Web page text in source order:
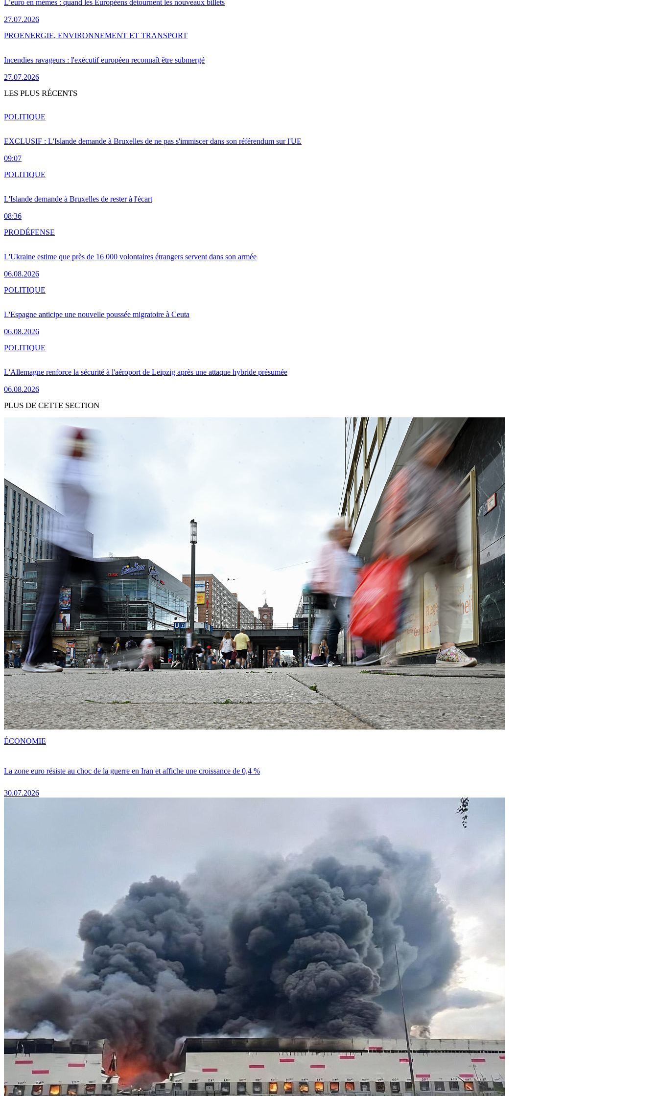
L’euro en mèmes : quand les Européens détournent les nouveaux billets
27.07.2026
Incendies ravageurs : l'exécutif européen reconnaît être submergé
27.07.2026
PROENERGIE, ENVIRONNEMENT ET TRANSPORT
LES PLUS RÉCENTS
EXCLUSIF : L'Islande demande à Bruxelles de ne pas s'immiscer dans son référendum sur l'UE
09:07
POLITIQUE
L'Islande demande à Bruxelles de rester à l'écart
08:36
POLITIQUE
L'Ukraine estime que près de 16 000 volontaires étrangers servent dans son armée
06.08.2026
PRODÉFENSE
L'Espagne anticipe une nouvelle poussée migratoire à Ceuta
06.08.2026
POLITIQUE
L'Allemagne renforce la sécurité à l'aéroport de Leipzig après une attaque hybride présumée
06.08.2026
POLITIQUE
PLUS DE CETTE SECTION
La zone euro résiste au choc de la guerre en Iran et affiche une croissance de 0,4 %
30.07.2026
ÉCONOMIE